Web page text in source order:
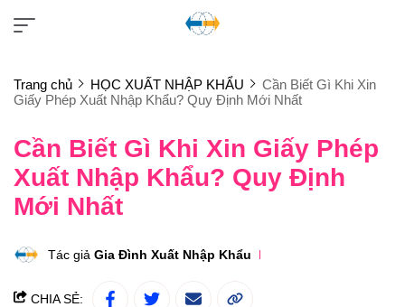
Trang chủ HỌC XUẤT NHẬP KHẨU
Cần Biết Gì Khi Xin
Giấy Phép Xuất Nhập Khẩu? Quy Định Mới Nhất
Cần Biết Gì Khi Xin Giấy Phép
Xuất Nhập Khẩu? Quy Định
Mới Nhất
Tác giả Gia Đình Xuất Nhập Khẩu
CHIA SẺ: